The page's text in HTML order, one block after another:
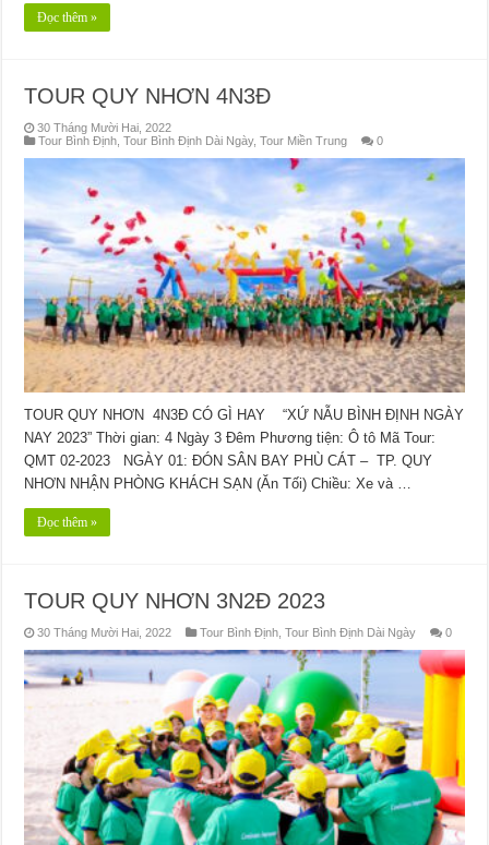
Đọc thêm »
TOUR QUY NHƠN 4N3Đ
30 Tháng Mười Hai, 2022
Tour Bình Định ,Tour Bình Định Dài Ngày,Tour Miền Trung 0
TOUR QUY NHƠN 4N3Đ CÓ GÌ HAY “XỨ NẪU BÌNH ĐỊNH NGÀY
NAY 2023” Thời gian: 4 Ngày 3 Đêm Phương tiện: Ô tô Mã Tour:
QMT 02-2023 NGÀY 01: ĐÓN SÂN BAY PHÙ CÁT – TP. QUY
NHƠN NHẬN PHÒNG KHÁCH SẠN (Ăn Tối) Chiều: Xe và …
Đọc thêm »
TOUR QUY NHƠN 3N2Đ 2023
30 Tháng Mười Hai, 2022 Tour Bình Định ,Tour Bình Định Dài Ngày 0